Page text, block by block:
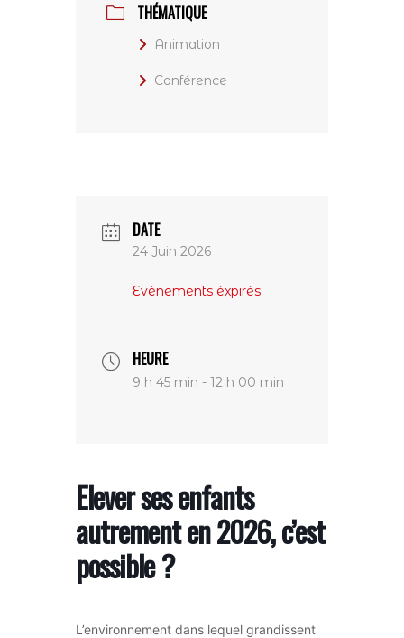
THÉMATIQUE
Animation
Conférence
DATE
24 Juin 2026
Evénements éxpirés
HEURE
9 h 45 min - 12 h 00 min
Elever ses enfants
autrement en 2026, c’est
possible ?
L’environnement dans lequel grandissent